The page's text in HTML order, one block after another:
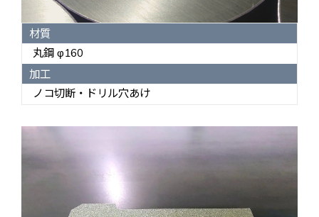
材質
丸鋼 φ160
加工
ノコ切断・ドリル穴あけ